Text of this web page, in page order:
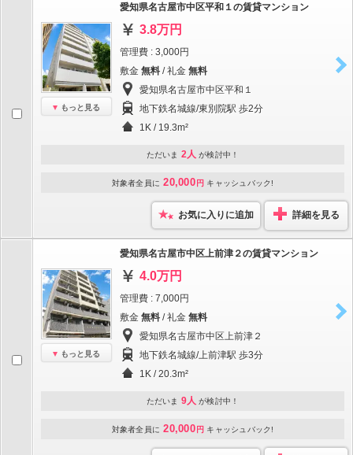
もっと見る
愛知県名古屋市中区平和１の賃貸マンション
3.8万円
管理費 : 3,000円
敷金 無料 / 礼金 無料
愛知県名古屋市中区平和１
地下鉄名城線/東別院駅 歩2分
1K / 19.3m²
ただいま 2人 が検討中！
対象者全員に 20,000 円 キャッシュバック!
お気に入りに追加 詳細を見る
もっと見る
愛知県名古屋市中区上前津２の賃貸マンション
4.0万円
管理費 : 7,000円
敷金 無料 / 礼金 無料
愛知県名古屋市中区上前津２
地下鉄名城線/上前津駅 歩3分
1K / 20.3m²
ただいま 9人 が検討中！
対象者全員に 20,000 円 キャッシュバック!